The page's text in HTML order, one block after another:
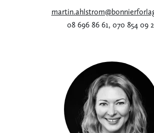
08 696 86 61, 070 854 09